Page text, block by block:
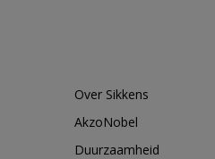
Over Sikkens
AkzoNobel
Duurzaamheid